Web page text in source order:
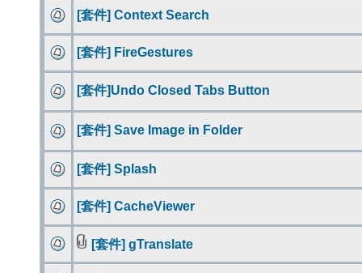
[套件] Context Search
[套件] FireGestures
[套件]Undo Closed Tabs Button
[套件] Save Image in Folder
[套件] Splash
[套件] CacheViewer
[套件] gTranslate